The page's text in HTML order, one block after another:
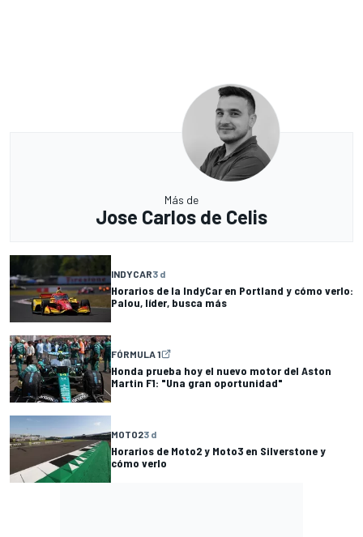
Más de
Jose Carlos de Celis
INDYCAR3 d
Horarios de la IndyCar en Portland y cómo verlo:
Palou, líder, busca más
FÓRMULA 1
Honda prueba hoy el nuevo motor del Aston
Martin F1: "Una gran oportunidad"
MOTO23 d
Horarios de Moto2 y Moto3 en Silverstone y
cómo verlo